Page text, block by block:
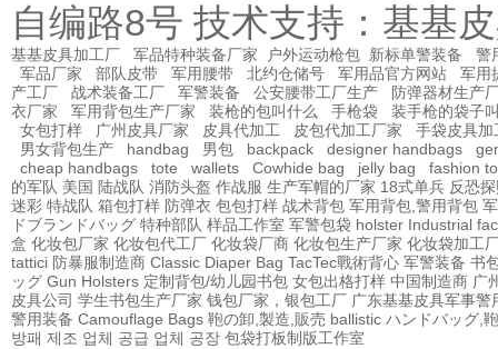
自编路8号 技术支持：基基
基基皮具加工厂 军品特种装备厂家 户外运动枪包 新标单警装备
警
军品厂家
部队皮带 军用腰带 北约仓储号 军用品官方网站
军用
产工厂
战术装备工厂 军警装备 公安腰带工厂生产
防弹器材生产
衣厂家
军用背包生产厂家 装枪的包叫什么 手枪袋
装手枪的袋子
女包打样
广州皮具厂家 皮具代加工 皮包代加工厂家
手袋皮具加
男女背包生产
handbag 男包 backpack designer handbags
cheap handbags
tote wallets Cowhide bag jelly bag
fashion
的军队 美国 陆战队 消防头盔 作战服 生产军帽的厂家 18式单兵 反恐
迷彩 特战队 箱包打样 防弹衣 包包打样 战术背包 军用背包,警用背包
ドブランドバッグ 特种部队 样品工作室 军警包袋 holster Industrial
盒 化妆包厂家 化妆包代工厂 化妆袋厂商 化妆包生产厂家 化妆袋加工
tattici 防暴服制造商 Classic Diaper Bag TacTec戰術背心 军警装备 书
ッグ Gun Holsters 定制背包/幼儿园书包 女包出格打样 中国制造商 广
皮具公司 学生书包生产厂家 钱包厂家，银包工厂 广东基基皮具军事警
警用装备 Camouflage Bags 鞄の卸,製造,販売 ballistic ハンドバッグ,
방패 제조 업체 공급 업체 공장 包袋打板制版工作室